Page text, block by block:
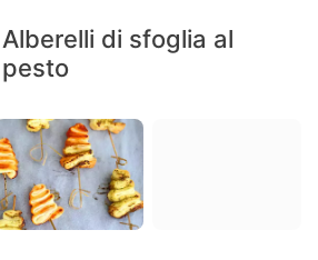
Alberelli di sfoglia al
pesto